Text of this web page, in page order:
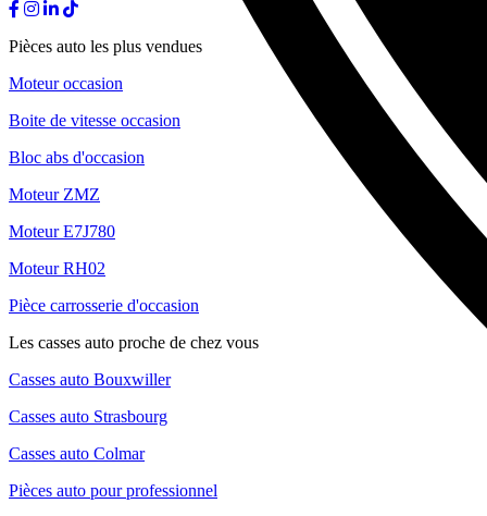
Pièces auto les plus vendues
Moteur occasion
Boite de vitesse occasion
Bloc abs d'occasion
Moteur ZMZ
Moteur E7J780
Moteur RH02
Pièce carrosserie d'occasion
Les casses auto proche de chez vous
Casses auto Bouxwiller
Casses auto Strasbourg
Casses auto Colmar
Pièces auto pour professionnel